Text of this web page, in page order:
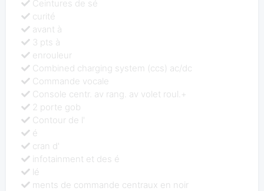
Ceintures de sé
curité
avant à
3 pts à
enrouleur
Combined charging system (ccs) ac/dc
Commande vocale
Console centr. av rang. av volet roul.+
2 porte gob
Contour de l'
é
cran d'
infotainment et des é
lé
ments de commande centraux en noir